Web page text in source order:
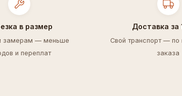
в размер
замерам — меньше
и переплат
Доставка за
Свой транспорт — по
заказа